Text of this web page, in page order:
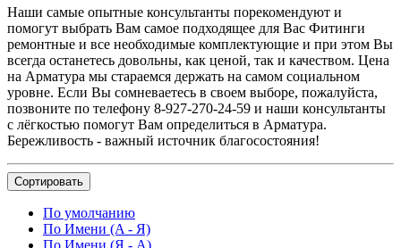
Наши самые опытные консультанты порекомендуют и
помогут выбрать Вам самое подходящее для Вас Фитинги
ремонтные и все необходимые комплектующие и при этом Вы
всегда останетесь довольны, как ценой, так и качеством. Цена
на Арматура мы стараемся держать на самом социальном
уровне. Если Вы сомневаетесь в своем выборе, пожалуйста,
позвоните по телефону 8-927-270-24-59 и наши консультанты
с лёгкостью помогут Вам определиться в Арматура.
Бережливость - важный источник благосостояния!
Сортировать
По умолчанию
По Имени (A - Я)
По Имени (Я - A)